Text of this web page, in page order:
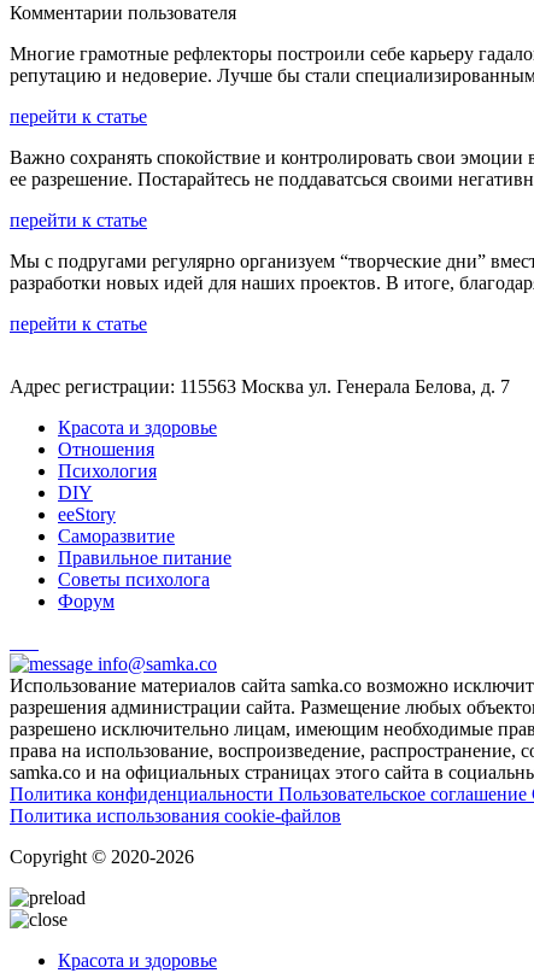
Комментарии пользователя
Многие грамотные рефлекторы построили себе карьеру
репутацию и недоверие. Лучше бы стали
перейти к статье
Важно сохранять спокойствие и контролировать свои
ее разрешение. Постарайтесь не поддаватсься своими
перейти к статье
Мы с подругами регулярно организуем “творческие дни”
разработки новых идей для наших проектов. В итоге,
перейти к статье
Адрес регистрации: 115563 Москва ул. Генерала Белова, д. 7
Красота и здоровье
Отношения
Психология
DIY
ееStory
Саморазвитие
Правильное питание
Советы психолога
Форум
info@samka.co
Использование материалов сайта samka.co возможно
разрешения администрации сайта. Размещение любых
разрешено исключительно лицам, имеющим необходимые
права на использование, воспроизведение,
samka.co и на официальных страницах этого сайта в
Политика конфиденциальности Пользовательское соглашение
Политика использования cookie-файлов
Copyright © 2020-2026
Красота и здоровье